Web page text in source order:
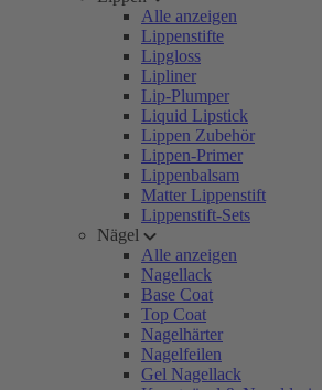
Alle anzeigen
Lippenstifte
Lipgloss
Lipliner
Lip-Plumper
Liquid Lipstick
Lippen Zubehör
Lippen-Primer
Lippenbalsam
Matter Lippenstift
Lippenstift-Sets
Nägel
Alle anzeigen
Nagellack
Base Coat
Top Coat
Nagelhärter
Nagelfeilen
Gel Nagellack